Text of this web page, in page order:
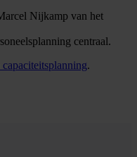
Nijkamp van het
centraal.
.